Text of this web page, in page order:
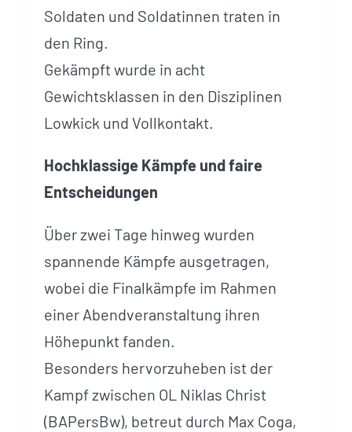
Soldaten und Soldatinnen traten in
den Ring.
Gekämpft wurde in acht
Gewichtsklassen in den Disziplinen
Lowkick und Vollkontakt.
Hochklassige Kämpfe und faire
Entscheidungen
Über zwei Tage hinweg wurden
spannende Kämpfe ausgetragen,
wobei die Finalkämpfe im Rahmen
einer Abendveranstaltung ihren
Höhepunkt fanden.
Besonders hervorzuheben ist der
Kampf zwischen OL Niklas Christ
(BAPersBw), betreut durch Max Coga,